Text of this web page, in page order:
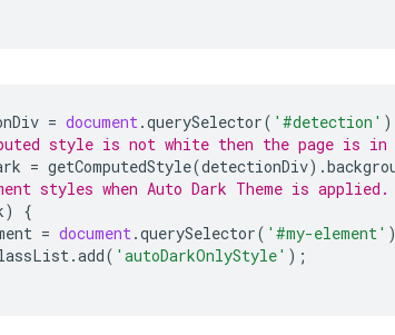
= document.querySelector( '#detection'
style is not white then the page is in
= getComputedStyle(detectionDiv).
styles when Auto Dark Theme is applied.
)
{
= document.querySelector( '#my-element'
.add( 'autoDarkOnlyStyle' );